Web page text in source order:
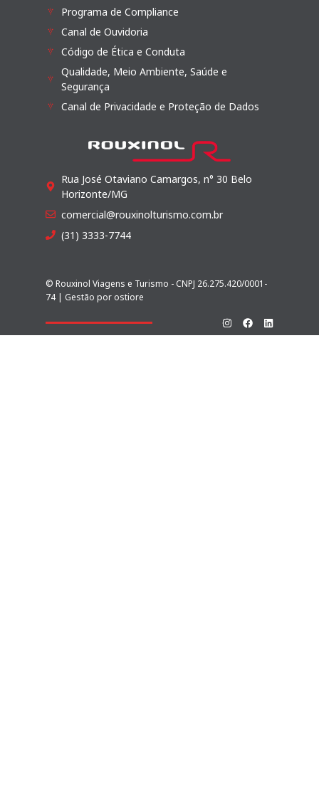
Programa de Compliance
Canal de Ouvidoria
Código de Ética e Conduta
Qualidade, Meio Ambiente, Saúde e
Segurança
Canal de Privacidade e Proteção de Dados
Rua José Otaviano Camargos, n° 30 Belo
Horizonte/MG
comercial@rouxinolturismo.com.br
(31) 3333-7744
© Rouxinol Viagens e Turismo - CNPJ 26.275.420/0001-
74 | Gestão por ostiore